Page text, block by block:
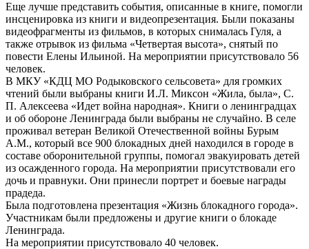
Еще лучше представить события, описанные в книге, помогли
инсценировка из книги и видеопрезентация. Были показаны
видеофрагменты из фильмов, в которых снималась Гуля, а
также отрывок из фильма «Четвертая высота», снятый по
повести Елены Ильиной. На мероприятии присутствовало 56
человек.
В МКУ «КДЦ МО Родыковского сельсовета» для громких
чтений были выбраны книги И.Л. Миксон «Жила, была», С.
П. Алексеева «Идет война народная». Книги о ленинградцах
и об обороне Ленинграда были выбраны не случайно. В селе
проживал ветеран Великой Отечественной войны Бурым
А.М., который все 900 блокадных дней находился в городе в
составе оборонительной группы, помогал эвакуировать детей
из осажденного города. На мероприятии присутствовали его
дочь и правнуки. Они принесли портрет и боевые награды
прадеда.
Была подготовлена презентация «Жизнь блокадного города».
Участникам были предложены и другие книги о блокаде
Ленинграда.
На мероприятии присутствовало 40 человек.